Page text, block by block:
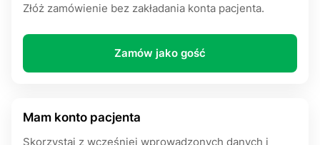
Złóż zamówienie bez zakładania konta pacjenta.
Zamów jako gość
Mam konto pacjenta
Skorzystaj z wcześniej wprowadzonych danych i